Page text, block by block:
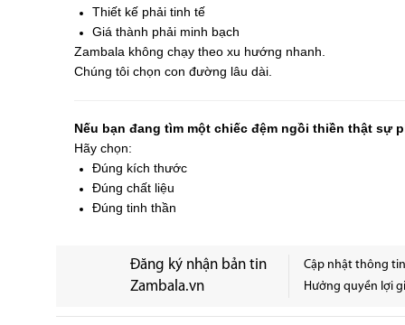
Thiết kế phải tinh tế
Giá thành phải minh bạch
Zambala không chạy theo xu hướng nhanh.
Chúng tôi chọn con đường lâu dài.
Nếu bạn đang tìm một chiếc đệm ngồi thiền thật sự
Hãy chọn:
Đúng kích thước
Đúng chất liệu
Đúng tinh thần
Đăng ký nhận bản tin
Zambala.vn
Cập nhật thông
Hưởng quyền lợi